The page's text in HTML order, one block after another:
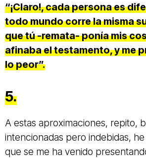
“¡Claro!, cada persona es
todo mundo corre la misma
que tú -remata- ponía mis
afinaba el testamento, y me
lo peor”.
5.
A estas aproximaciones, repito,
intencionadas pero indebidas,
que se me ha venido